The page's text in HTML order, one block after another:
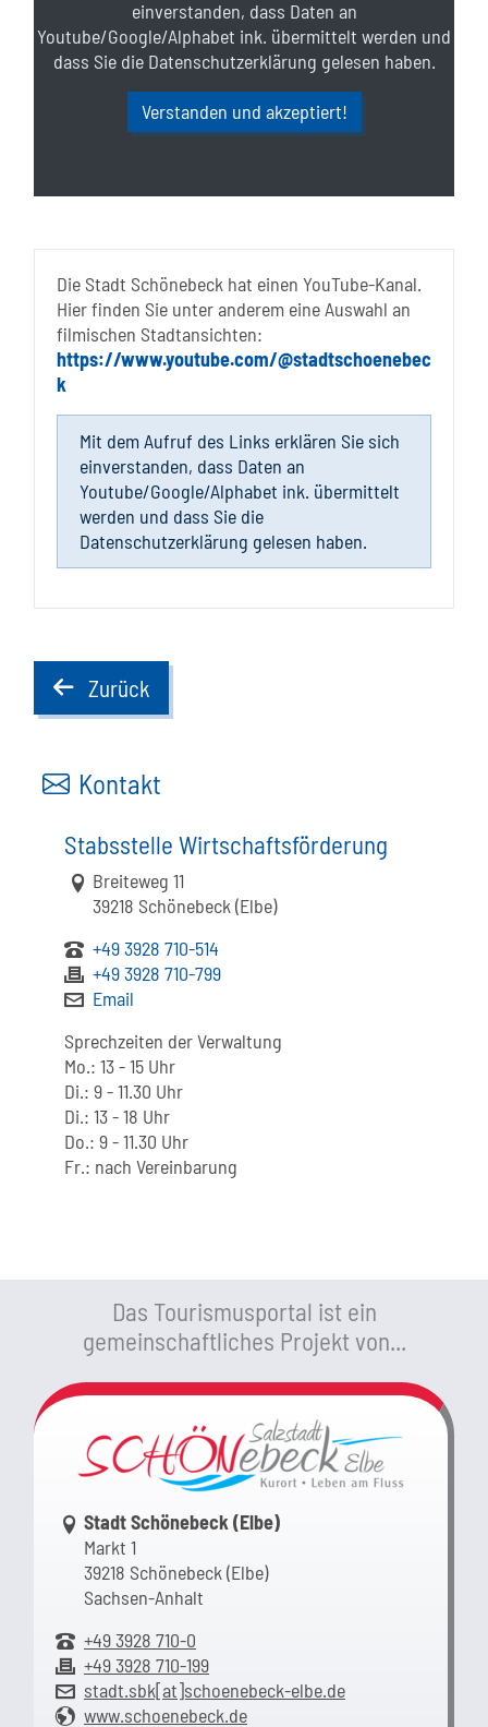
einverstanden, dass Daten an
Youtube/Google/Alphabet ink. übermittelt werden und
dass Sie die Datenschutzerklärung gelesen haben.
Verstanden und akzeptiert!
Die Stadt Schönebeck hat einen YouTube-Kanal.
Hier finden Sie unter anderem eine Auswahl an
filmischen Stadtansichten:
https://www.youtube.com/@stadtschoenebec
k
Mit dem Aufruf des Links erklären Sie sich
einverstanden, dass Daten an
Youtube/Google/Alphabet ink. übermittelt
werden und dass Sie die
Datenschutzerklärung gelesen haben.
backZurück
Kontakt
Stabsstelle Wirtschaftsförderung
Link zur Google-Maps Navigation
Breiteweg 11
39218 Schönebeck (Elbe)
+49 3928 710-514
+49 3928 710-799
Email
Sprechzeiten der Verwaltung
Mo.: 13 - 15 Uhr
Di.: 9 - 11.30 Uhr
Di.: 13 - 18 Uhr
Do.: 9 - 11.30 Uhr
Fr.: nach Vereinbarung
Das Tourismusportal ist ein
gemeinschaftliches Projekt von...
Link zur Google-Maps Navigation
Stadt Schönebeck (Elbe)
Markt 1
39218 Schönebeck (Elbe)
Sachsen-Anhalt
+49 3928 710-0
+49 3928 710-199
stadt.sbk[at]schoenebeck-elbe.de
www.schoenebeck.de